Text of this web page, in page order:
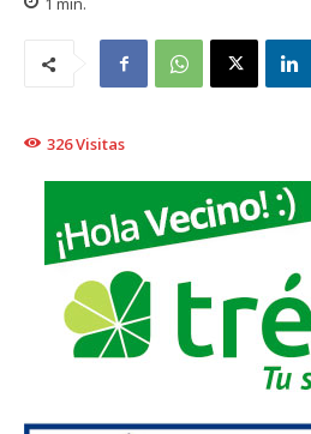
326Visitas